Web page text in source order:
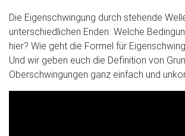
Die Eigenschwingung durch stehende
unterschiedlichen Enden. Welche
hier? Wie geht die Formel für
Und wir geben euch die Definition von
Oberschwingungen ganz einfach und